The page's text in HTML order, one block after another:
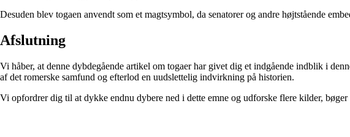
Desuden blev togaen anvendt som et magtsymbol, da senatorer og andre højtstående
Afslutning
Vi håber, at denne dybdegående artikel om togaer har givet dig et indgående indblik i
af det romerske samfund og efterlod en uudslettelig indvirkning på historien.
Vi opfordrer dig til at dykke endnu dybere ned i dette emne og udforske flere kilder,